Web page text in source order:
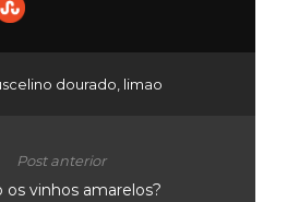
dourado, limao
Post anterior
os vinhos amarelos?